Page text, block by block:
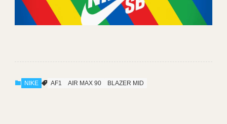
NIKE AF1 AIR MAX 90 BLAZER MID